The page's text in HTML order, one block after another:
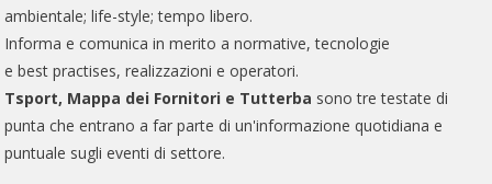
ambientale; life-style; tempo libero.
Informa e comunica in merito a normative, tecnologie
e best practises, realizzazioni e operatori.
Tsport, Mappa dei Fornitori e Tutterba sono tre testate di
punta che entrano a far parte di un'informazione quotidiana e
puntuale sugli eventi di settore.